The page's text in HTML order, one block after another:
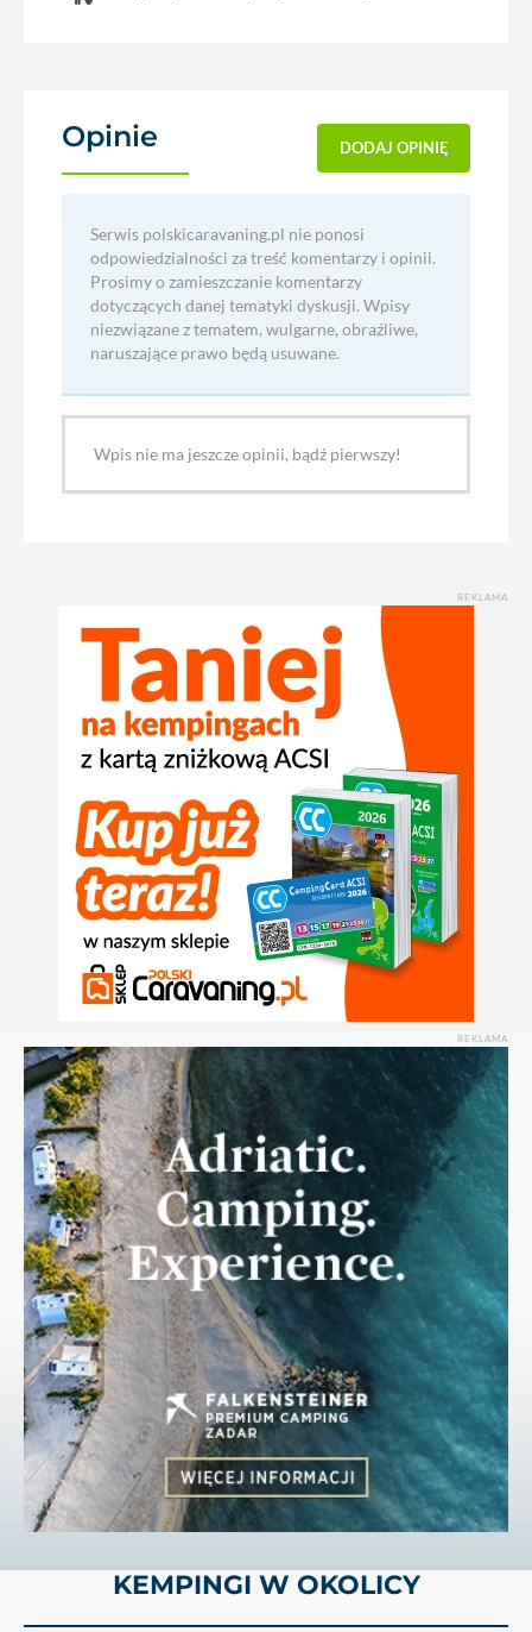
Opinie DODAJ OPINIĘ
Serwis polskicaravaning.pl nie ponosi
odpowiedzialności za treść komentarzy i opinii.
Prosimy o zamieszczanie komentarzy
dotyczących danej tematyki dyskusji. Wpisy
niezwiązane z tematem, wulgarne, obraźliwe,
naruszające prawo będą usuwane.
Wpis nie ma jeszcze opinii, bądź pierwszy!
REKLAMA
REKLAMA
KEMPINGI W OKOLICY